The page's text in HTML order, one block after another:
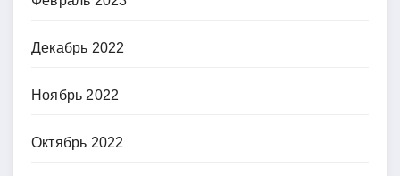
Декабрь 2022
Ноябрь 2022
Октябрь 2022